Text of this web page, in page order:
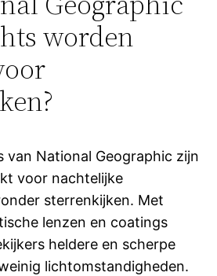
worden
van National Geographic zijn
voor nachtelijke
sterrenkijken. Met
lenzen en coatings
heldere en scherpe
lichtomstandigheden.